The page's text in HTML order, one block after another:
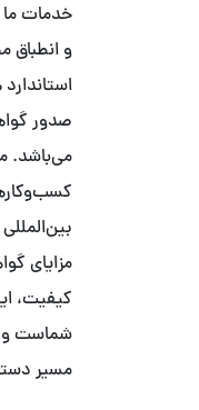
خدمات
می‌باشد.
مزایای
کیفیت،
شماست و
مسیر